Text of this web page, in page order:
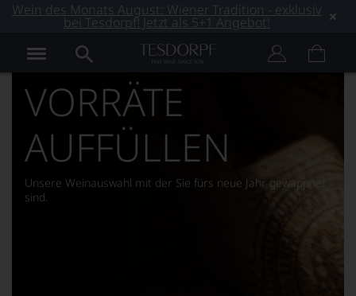
Wein des Monats August: Wiener Tradition - exklusiv
bei Tesdorpf! Jetzt als 5+1 Angebot!
VORRÄTE
AUFFÜLLEN
Unsere Weinauswahl mit der Sie fürs neue Jahr gewappnet
sind.